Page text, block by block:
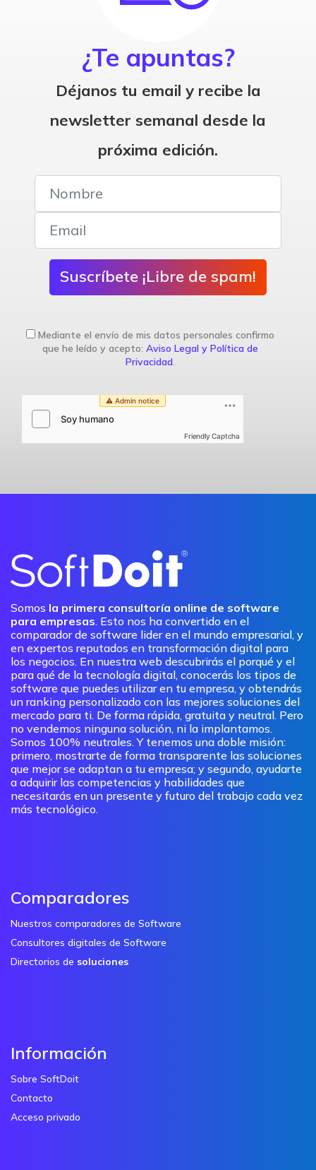
¿Te apuntas?
Déjanos tu email y recibe la
newsletter semanal desde la
próxima edición.
Suscríbete ¡Libre de spam!
Mediante el envío de mis datos personales confirmo
que he leído y acepto: Aviso Legal y Política de
Privacidad.
Friendly Captcha
Somos la primera consultoría online de software
para empresas. Esto nos ha convertido en el
comparador de software lider en el mundo empresarial, y
en expertos reputados en transformación digital para
los negocios. En nuestra web descubrirás el porqué y el
para qué de la tecnología digital, conocerás los tipos de
software que puedes utilizar en tu empresa, y obtendrás
un ranking personalizado con las mejores soluciones del
mercado para ti. De forma rápida, gratuita y neutral. Pero
no vendemos ninguna solución, ni la implantamos.
Somos 100% neutrales. Y tenemos una doble misión:
primero, mostrarte de forma transparente las soluciones
que mejor se adaptan a tu empresa; y segundo, ayudarte
a adquirir las competencias y habilidades que
necesitarás en un presente y futuro del trabajo cada vez
más tecnológico.
Comparadores
Nuestros comparadores de Software
Consultores digitales de Software
Directorios de soluciones
Información
Sobre SoftDoit
Contacto
Acceso privado